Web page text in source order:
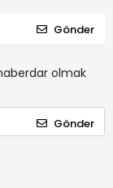
Gönder
olmak
Gönder